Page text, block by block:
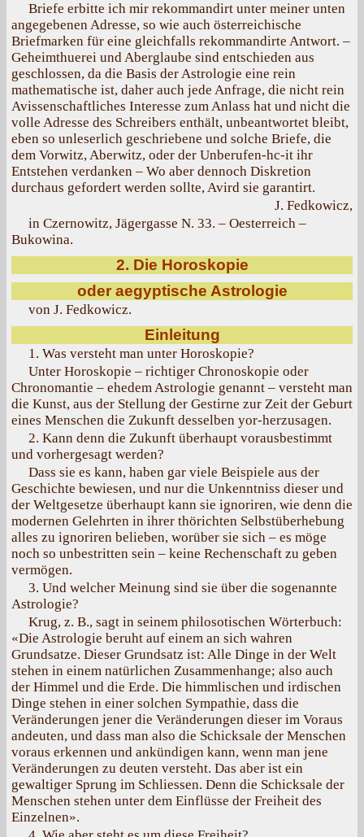
Briefe erbitte ich mir rekommandirt unter meiner unten
angegebenen Adresse, so wie auch österreichische
Briefmarken für eine gleichfalls rekommandirte Antwort. –
Geheimthuerei und Aberglaube sind entschieden aus
geschlossen, da die Basis der Astrologie eine rein
mathematische ist, daher auch jede Anfrage, die nicht rein
Avissenschaftliches Interesse zum Anlass hat und nicht die
volle Adresse des Schreibers enthält, unbeantwortet bleibt,
eben so unleserlich geschriebene und solche Briefe, die
dem Vorwitz, Aberwitz, oder der Unberufen-hc-it ihr
Entstehen verdanken – Wo aber dennoch Diskretion
durchaus gefordert werden sollte, Avird sie garantirt.
J. Fedkowicz,
in Czernowitz, Jägergasse N. 33. – Oesterreich –
Bukowina.
2. Die Horoskopie
oder aegyptische Astrologie
von J. Fedkowicz.
Einleitung
1. Was versteht man unter Horoskopie?
Unter Horoskopie – richtiger Chronoskopie oder
Chronomantie – ehedem Astrologie genannt – versteht man
die Kunst, aus der Stellung der Gestirne zur Zeit der Geburt
eines Menschen die Zukunft desselben yor-herzusagen.
2. Kann denn die Zukunft überhaupt vorausbestimmt
und vorhergesagt werden?
Dass sie es kann, haben gar viele Beispiele aus der
Geschichte bewiesen, und nur die Unkenntniss dieser und
der Weltgesetze überhaupt kann sie ignoriren, wie denn die
modernen Gelehrten in ihrer thörichten Selbstüberhebung
alles zu ignoriren belieben, worüber sie sich – es möge
noch so unbestritten sein – keine Rechenschaft zu geben
vermögen.
3. Und welcher Meinung sind sie über die sogenannte
Astrologie?
Krug, z. В., sagt in seinem philosotischen Wörterbuch:
«Die Astrologie beruht auf einem an sich wahren
Grundsatze. Dieser Grundsatz ist: Alle Dinge in der Welt
stehen in einem natürlichen Zusammenhange; also auch
der Himmel und die Erde. Die himmlischen und irdischen
Dinge stehen in einer solchen Sympathie, dass die
Veränderungen jener die Veränderungen dieser im Voraus
andeuten, und dass man also die Schicksale der Menschen
voraus erkennen und ankündigen kann, wenn man jene
Veränderungen zu deuten versteht. Das aber ist ein
gewaltiger Sprung im Schliessen. Denn die Schicksale der
Menschen stehen unter dem Einflüsse der Freiheit des
Einzelnen».